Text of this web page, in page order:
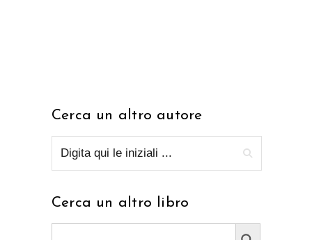
Cerca un altro autore
Cerca un altro libro
Search Button